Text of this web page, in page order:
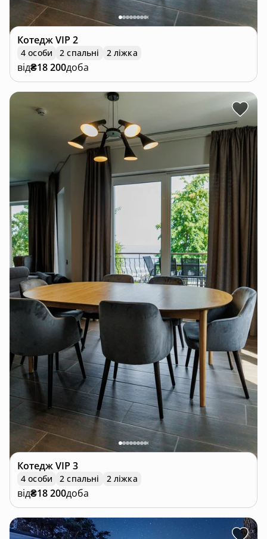
КотеджVIP 2
4 особи 2 спальні 2 ліжка
від₴18 200доба
КотеджVIP 3
4 особи 2 спальні 2 ліжка
від₴18 200доба